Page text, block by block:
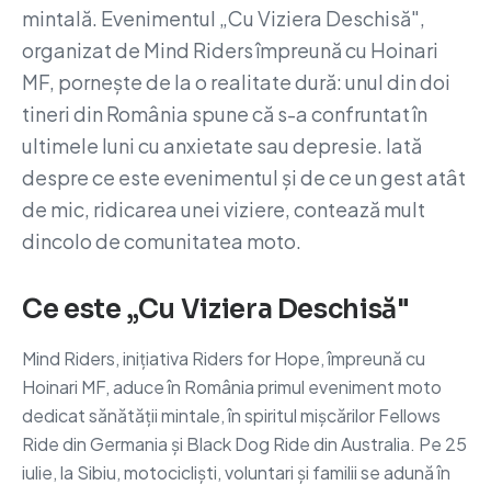
mintală. Evenimentul „Cu Viziera Deschisă",
organizat de Mind Riders împreună cu Hoinari
MF, pornește de la o realitate dură: unul din doi
tineri din România spune că s-a confruntat în
ultimele luni cu anxietate sau depresie. Iată
despre ce este evenimentul și de ce un gest atât
de mic, ridicarea unei viziere, contează mult
dincolo de comunitatea moto.
Ce este „Cu Viziera Deschisă"
Mind Riders, inițiativa Riders for Hope, împreună cu
Hoinari MF, aduce în România primul eveniment moto
dedicat sănătății mintale, în spiritul mișcărilor Fellows
Ride din Germania și Black Dog Ride din Australia. Pe 25
iulie, la Sibiu, motocicliști, voluntari și familii se adună în